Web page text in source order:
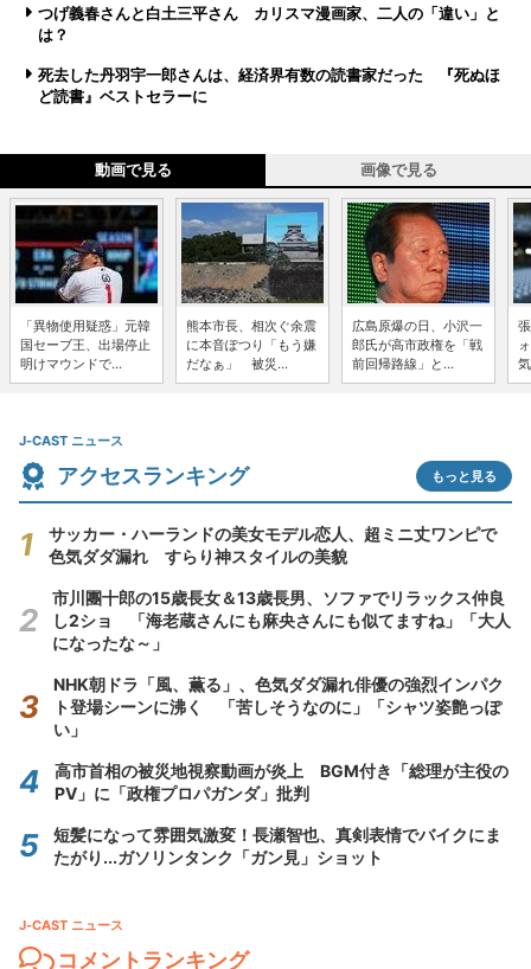
つげ義春さんと白土三平さん カリスマ漫画家、二人の「違い」と
は？
死去した丹羽宇一郎さんは、経済界有数の読書家だった 『死ぬほ
ど読書』ベストセラーに
動画で見る 画像で見る
「異物使用疑惑」元韓
国セーブ王、出場停止
明けマウンドで...
熊本市長、相次ぐ余震
に本音ぽつり「もう嫌
だなぁ」 被災...
広島原爆の日、小沢一
郎氏が高市政権を「戦
前回帰路線」と...
J-CAST ニュース
アクセスランキング もっと見る
サッカー・ハーランドの美女モデル恋人、超ミニ丈ワンピで
色気ダダ漏れ すらり神スタイルの美貌
市川團十郎の15歳長女＆13歳長男、ソファでリラックス仲良
し2ショ 「海老蔵さんにも麻央さんにも似てますね」「大人
になったな～」
NHK朝ドラ「風、薫る」、色気ダダ漏れ俳優の強烈インパク
ト登場シーンに沸く 「苦しそうなのに」「シャツ姿艶っぽ
い」
高市首相の被災地視察動画が炎上 BGM付き「総理が主役の
PV」に「政権プロパガンダ」批判
短髪になって雰囲気激変！長瀬智也、真剣表情でバイクにま
たがり...ガソリンタンク「ガン見」ショット
J-CAST ニュース
コメントランキング